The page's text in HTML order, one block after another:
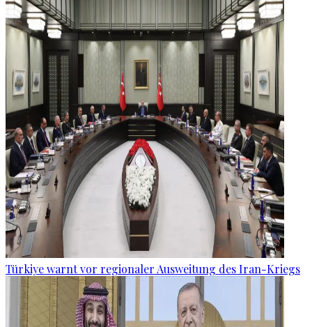
Türkiye warnt vor regionaler Ausweitung des Iran-Kriegs